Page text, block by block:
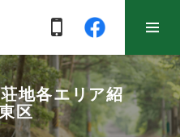
地各エリア紹
区